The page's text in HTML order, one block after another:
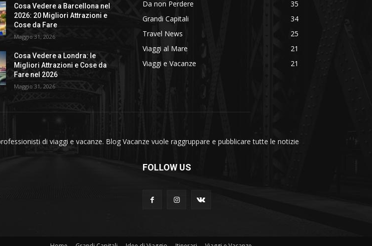
Cosa Vedere a Barcellona nel
2026: 20 Migliori Attrazioni e
Cose da Fare
Maggio 31, 2026
Cosa Vedere a Londra: le
Migliori Attrazioni e Cose da
Fare nel 2026
Maggio 31, 2026
Da non Perdere
35
Grandi Capitali
34
Travel News
25
Viaggi al Mare
21
Viaggi e Vacanze
21
di viaggi e vacanze. Blog Vacanze vuole raggruppare e pubblicare tutte le notizie
FOLLOW US